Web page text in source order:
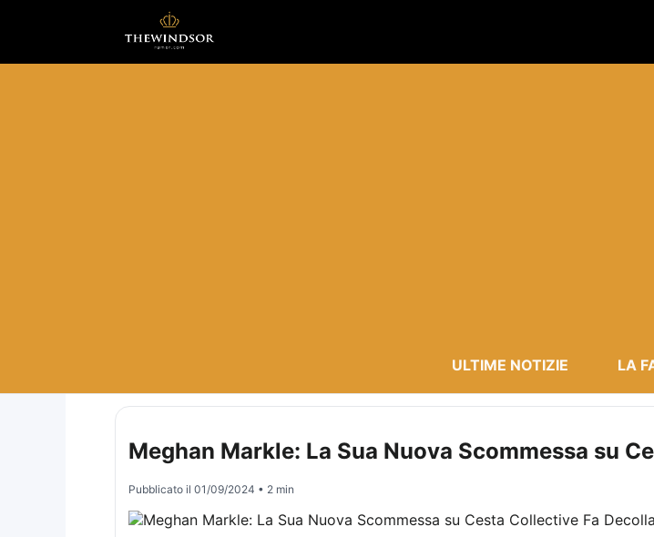
ULTIME NOTIZIE LA
Meghan Markle: La Sua Nuova Scommessa su
Pubblicato il 01/09/2024 • 2 min